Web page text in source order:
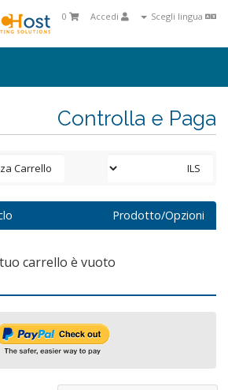
0
Controlla e Paga
Prodotto/Opzioni
carrello è vuoto